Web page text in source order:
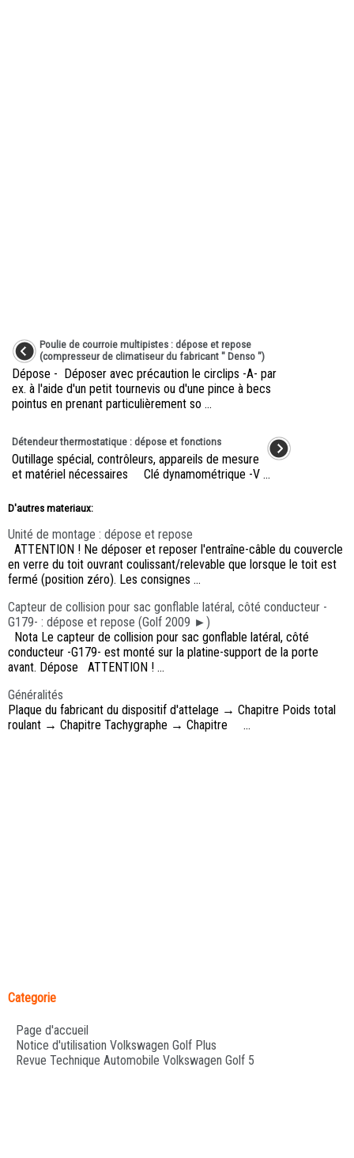
Poulie de courroie multipistes : dépose et repose
(compresseur de climatiseur du fabricant " Denso ")
Dépose - Déposer avec précaution le circlips -A- par
ex. à l'aide d'un petit tournevis ou d'une pince à becs
pointus en prenant particulièrement so ...
Détendeur thermostatique : dépose et fonctions
Outillage spécial, contrôleurs, appareils de mesure
et matériel nécessaires Clé dynamométrique -V ...
D'autres materiaux:
Unité de montage : dépose et repose
ATTENTION ! Ne déposer et reposer l'entraîne-câble du couvercle
en verre du toit ouvrant coulissant/relevable que lorsque le toit est
fermé (position zéro). Les consignes ...
Capteur de collision pour sac gonflable latéral, côté conducteur -
G179- : dépose et repose (Golf 2009 ►)
Nota Le capteur de collision pour sac gonflable latéral, côté
conducteur -G179- est monté sur la platine-support de la porte
avant. Dépose ATTENTION ! ...
Généralités
Plaque du fabricant du dispositif d'attelage → Chapitre Poids total
roulant → Chapitre Tachygraphe → Chapitre ...
Categorie
Page d'accueil
Notice d'utilisation Volkswagen Golf Plus
Revue Technique Automobile Volkswagen Golf 5